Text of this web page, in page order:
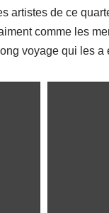
artistes de ce
comme les
voyage qui les a